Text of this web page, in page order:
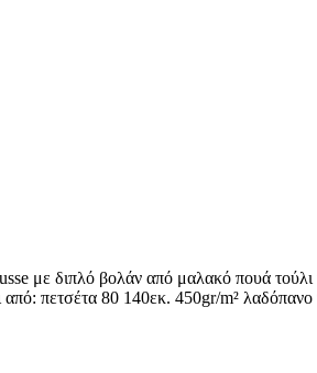
διπλό βολάν από μαλακό πουά τούλι
πετσέτα 80 140εκ. 450gr/m² λαδόπανο